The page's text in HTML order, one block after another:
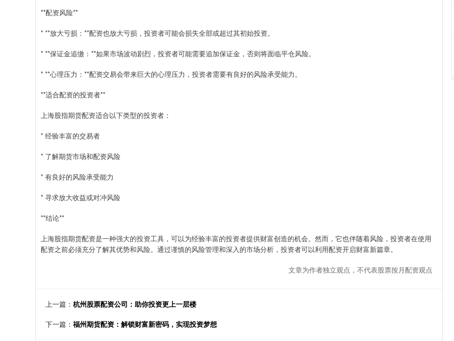
**配资风险**
* **放大亏损：**配资也放大亏损，投资者可能会损失全部或超过其初始投资。
* **保证金追缴：**如果市场波动剧烈，投资者可能需要追加保证金，否则将面临平仓风险。
* **心理压力：**配资交易会带来巨大的心理压力，投资者需要有良好的风险承受能力。
**适合配资的投资者**
上海股指期货配资适合以下类型的投资者：
* 经验丰富的交易者
* 了解期货市场和配资风险
* 有良好的风险承受能力
* 寻求放大收益或对冲风险
**结论**
上海股指期货配资是一种强大的投资工具，可以为经验丰富的投资者提供财富创造的机会。然而，它也伴随着风险，投资者在使用
配资之前必须充分了解其优势和风险。通过谨慎的风险管理和深入的市场分析，投资者可以利用配资开启财富新篇章。
文章为作者独立观点，不代表股票按月配资观点
上一篇： 杭州股票配资公司：助你投资更上一层楼
下一篇： 福州期货配资：解锁财富新密码，实现投资梦想